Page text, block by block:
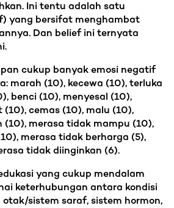
Ini tentu adalah satu
yang bersifat menghambat
Dan belief ini ternyata
cukup banyak emosi negatif
marah (10), kecewa (10), terluka
benci (10), menyesal (10),
cemas (10), malu (10),
(10), merasa tidak mampu (10),
merasa tidak berharga (5),
tidak diinginkan (6).
yang cukup mendalam
keterhubungan antara kondisi
otak/sistem saraf, sistem hormon,